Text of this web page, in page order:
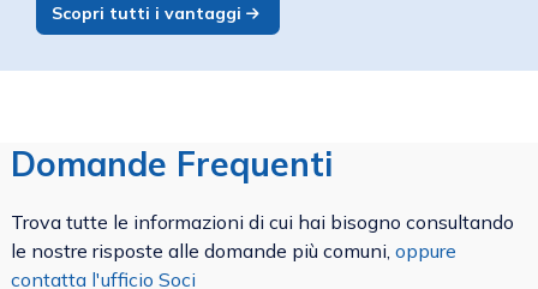
Scopri tutti i vantaggi
Domande Frequenti
Trova tutte le informazioni di cui hai bisogno consultando
le nostre risposte alle domande più comuni, oppure
contatta l'ufficio Soci